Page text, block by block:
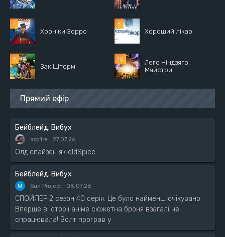
Хроніки Зорро Хороший лікар
Зак Шторм
Лего Ніндзяго:
Майстри
Прямий ефір
Бейблейд. Вибух
asp1re 27.07.26
Олд спайзен як oldSpice
Бейблейд. Вибух
Sun Project 08.07.26
СПОЙЛЕР 2 сезон 40 серія. Це було найменш очікувано.
Вперше в історії аніме сюжетна броня взагалі не
спрацювала! Волт програв у